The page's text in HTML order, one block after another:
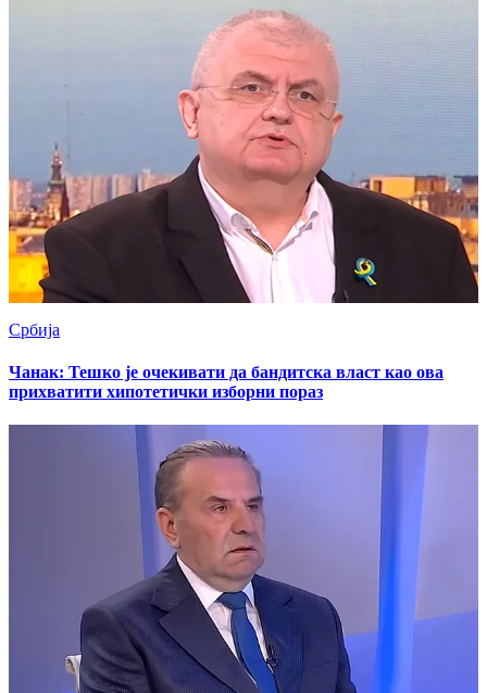
Србија
Чанак: Тешко је очекивати да бандитска власт као ова
прихватити хипотетички изборни пораз